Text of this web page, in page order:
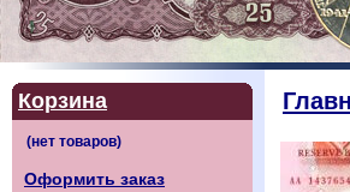
Корзина
Оформить заказ